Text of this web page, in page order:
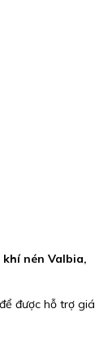
nén Valbia,
được hỗ trợ giá